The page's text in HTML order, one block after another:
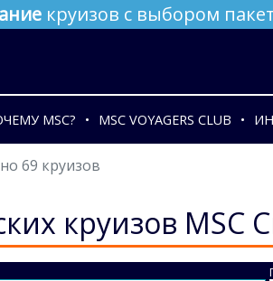
круизов с выбором
MSC? MSC VOYAGERS CLUB
69 круизов
круизов MSC